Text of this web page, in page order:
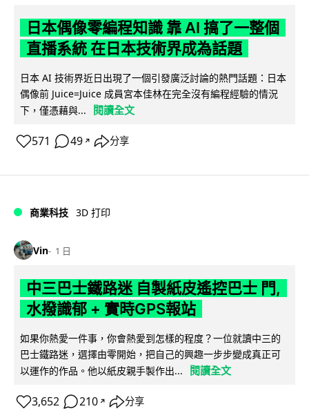
日本偶像零編程知識 靠 AI 搞了一整個
直播系統 在日本技術界成為話題
日本 AI 技術界近日出現了一個引發廣泛討論的熱門話題：日本
偶像前 Juice=Juice 成員宮本佳林在完全沒有編程經驗的情況
下，僅憑藉與...
閱讀全文
571 49 ↗ 分享
商業科技 3D 打印
Vin 1 日
中三巴士鐵路迷 自製紙皮遙控巴士 門,
水撥識郁 + 實時GPS報站
如果你熱愛一件事，你會熱愛到怎樣的程度？一位就讀中三的
巴士鐵路迷，選擇由零開始，把自己的興趣一步步變成真正可
以運作的作品。他以紙皮親手製作出...
閱讀全文
3,652 210 ↗ 分享